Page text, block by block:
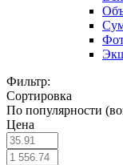
Фильтр:
Сортировка
По популярности
Цена